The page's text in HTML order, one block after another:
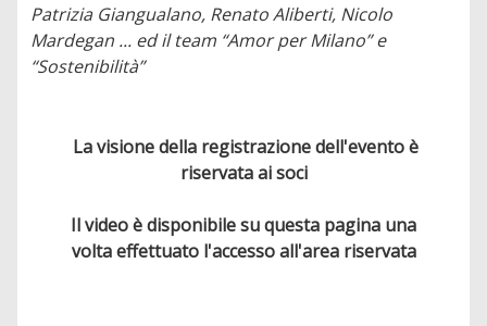
Patrizia Giangualano, Renato Aliberti, Nicolo
Mardegan ... ed il team “Amor per Milano” e
“Sostenibilità”
La visione della registrazione dell'evento è
riservata ai soci
Il video è disponibile su questa pagina una
volta effettuato l'accesso all'area riservata